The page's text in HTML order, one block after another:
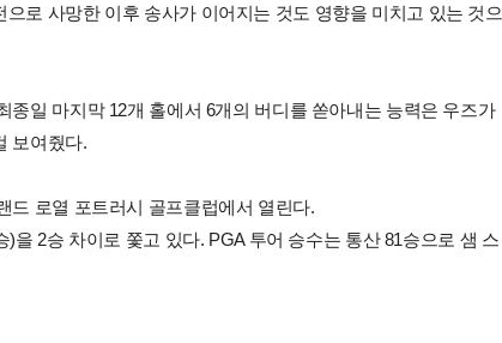
로 사망한 이후 송사가 이어지는 것도 영향을 미치고 있는 것으
일 마지막 12개 홀에서 6개의 버디를 쏟아내는 능력은 우즈가
보여줬다.
드 로열 포트러시 골프클럽에서 열린다.
을 2승 차이로 쫓고 있다. PGA 투어 승수는 통산 81승으로 샘 스